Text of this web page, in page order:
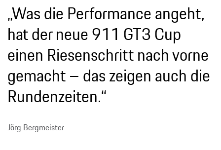
„Was die Performance angeht,
hat der neue 911 GT3 Cup
einen Riesenschritt nach vorne
gemacht – das zeigen auch die
Rundenzeiten.“
Jörg Bergmeister